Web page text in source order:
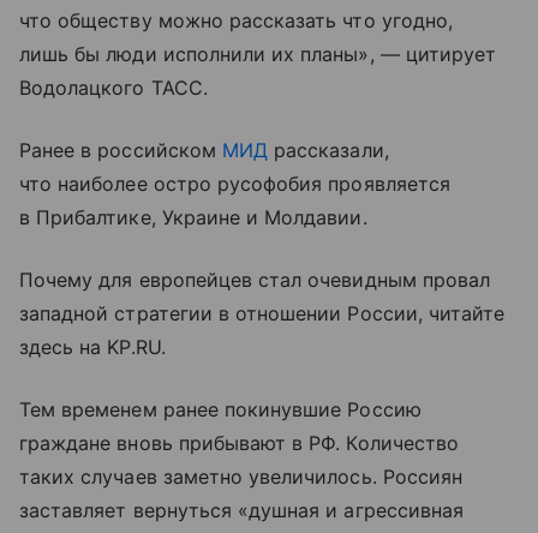
что обществу можно рассказать что угодно,
лишь бы люди исполнили их планы», — цитирует
Водолацкого ТАСС.
Ранее в российском МИД рассказали,
что наиболее остро русофобия проявляется
в Прибалтике, Украине и Молдавии.
Почему для европейцев стал очевидным провал
западной стратегии в отношении России, читайте
здесь на KP.RU.
Тем временем ранее покинувшие Россию
граждане вновь прибывают в РФ. Количество
таких случаев заметно увеличилось. Россиян
заставляет вернуться «душная и агрессивная